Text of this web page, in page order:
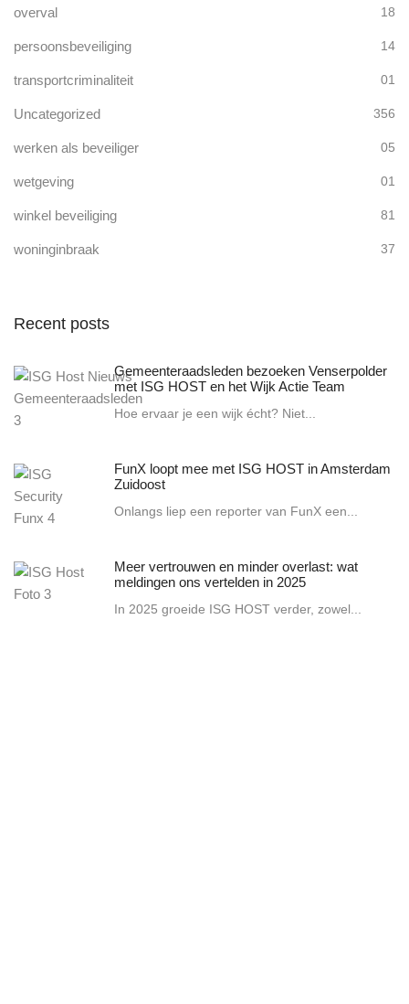
overval 18
persoonsbeveiliging 14
transportcriminaliteit 01
Uncategorized 356
werken als beveiliger 05
wetgeving 01
winkel beveiliging 81
woninginbraak 37
Recent posts
Gemeenteraadsleden bezoeken Venserpolder
met ISG HOST en het Wijk Actie Team
Hoe ervaar je een wijk écht? Niet...
FunX loopt mee met ISG HOST in Amsterdam
Zuidoost
Onlangs liep een reporter van FunX een...
Meer vertrouwen en minder overlast: wat
meldingen ons vertelden in 2025
In 2025 groeide ISG HOST verder, zowel...